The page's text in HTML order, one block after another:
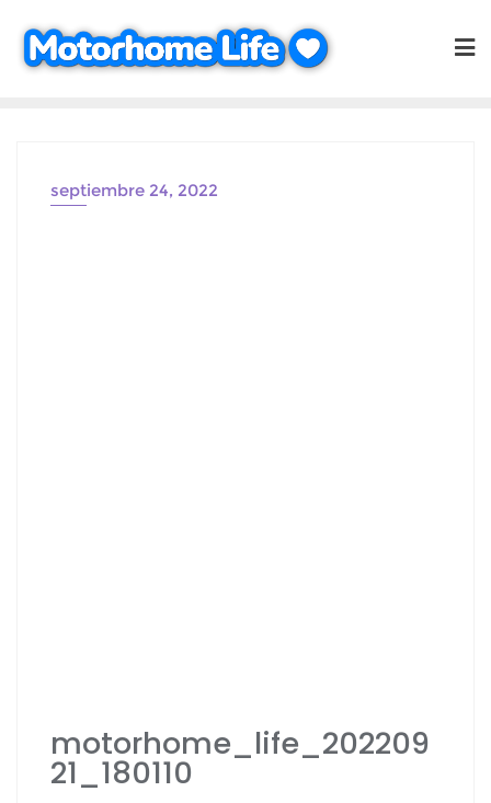
contenido
septiembre 24, 2022
motorhome_life_202209
21_180110